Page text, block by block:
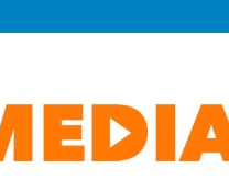
JESUS !